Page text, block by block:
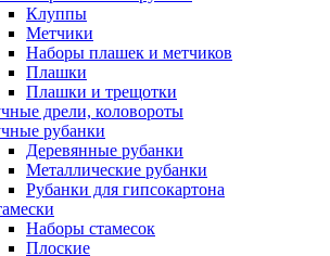
Клуппы
Метчики
Наборы плашек и метчиков
Плашки
Плашки и трещотки
дрели, коловороты
рубанки
Деревянные рубанки
Металлические рубанки
Рубанки для гипсокартона
Наборы стамесок
Плоские